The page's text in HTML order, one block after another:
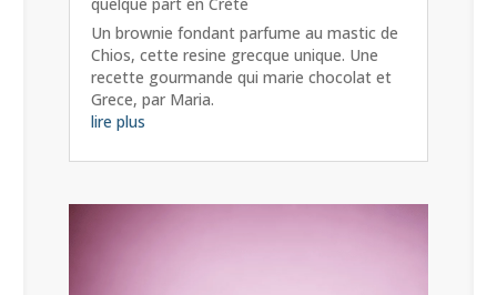
quelque part en Crète
Un brownie fondant parfume au mastic de
Chios, cette resine grecque unique. Une
recette gourmande qui marie chocolat et
Grece, par Maria.
lire plus